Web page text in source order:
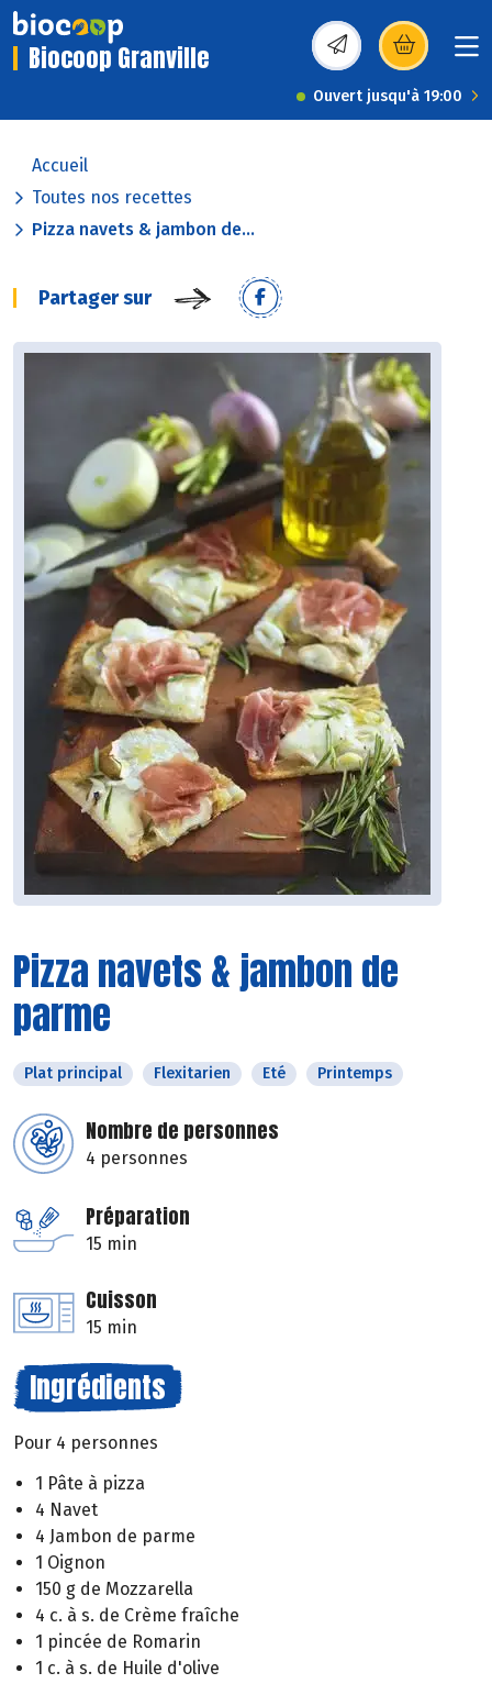
Biocoop Granville (s’ouvre dans une
Ouvert jusqu'à 19:00
Accueil
Toutes nos recettes
Pizza navets & jambon de...
Partager sur
Pizza navets & jambon de
parme
Plat principal Flexitarien Eté Printemps
Nombre de personnes
4 personnes
Préparation
15 min
Cuisson
15 min
Ingrédients
Pour 4 personnes
1 Pâte à pizza
4 Navet
4 Jambon de parme
1 Oignon
150 g de Mozzarella
4 c. à s. de Crème fraîche
1 pincée de Romarin
1 c. à s. de Huile d'olive